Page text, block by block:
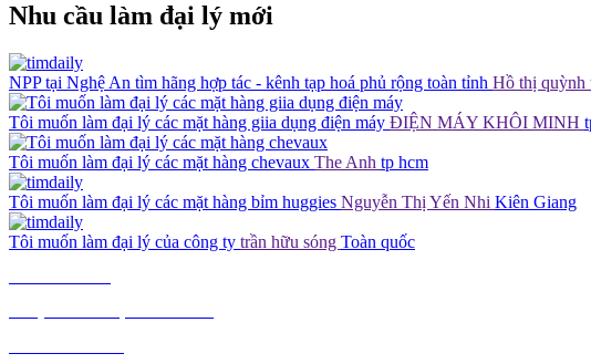
Nhu cầu làm đại lý mới
NPP tại Nghệ An tìm hãng hợp tác - kênh tạp hoá phủ rộng toàn tỉnh Hồ thị quỳnh
Tôi muốn làm đại lý các mặt hàng giia dụng điện máy ĐIỆN MÁY KHÔI MINH
Tôi muốn làm đại lý các mặt hàng chevaux The Anh tp hcm
Tôi muốn làm đại lý các mặt hàng bỉm huggies Nguyễn Thị Yến Nhi Kiên Giang
Tôi muốn làm đại lý của công ty trần hữu sóng Toàn quốc